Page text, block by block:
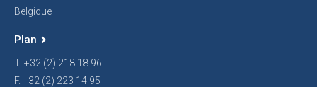
Belgique
Plan
T. +32 (2) 218 18 96
F. +32 (2) 223 14 95